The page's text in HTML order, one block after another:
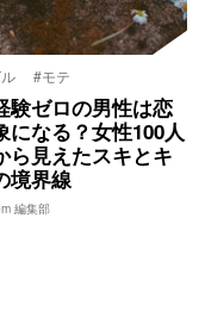
#モテ
験ゼロの男性は恋
になる？女性100人
ら見えたスキとキ
境界線
編集部